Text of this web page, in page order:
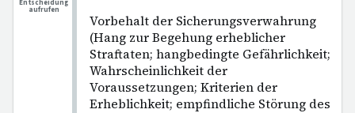
Vorbehalt der Sicherungsverwahrung
(Hang zur Begehung erheblicher
Straftaten; hangbedingte Gefährlichkeit;
Wahrscheinlichkeit der
Voraussetzungen; Kriterien der
Erheblichkeit; empfindliche Störung des
Entscheidung
aufrufen